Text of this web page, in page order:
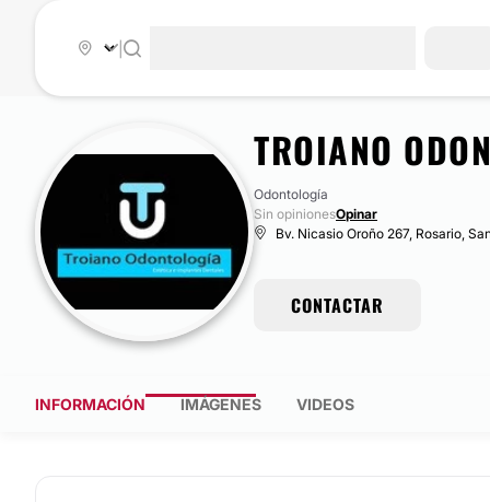
TROIANO
Odontología
Sin opinionesOpinar
Bv. Nicasio Oroño 267, Rosario,
CONTACTAR
INFORMACIÓN IMÁGENES VIDEOS